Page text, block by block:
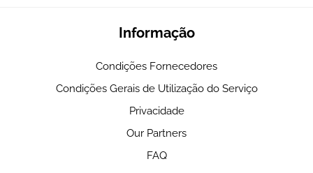
Informação
Condições Fornecedores
Condições Gerais de Utilização do Serviço
Privacidade
Our Partners
FAQ